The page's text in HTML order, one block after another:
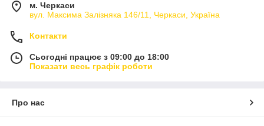
м. Черкаси
вул. Максима Залізняка 146/11, Черкаси, Україна
Контакти
Сьогодні працює з 09:00 до 18:00
Показати весь графік роботи
Про нас